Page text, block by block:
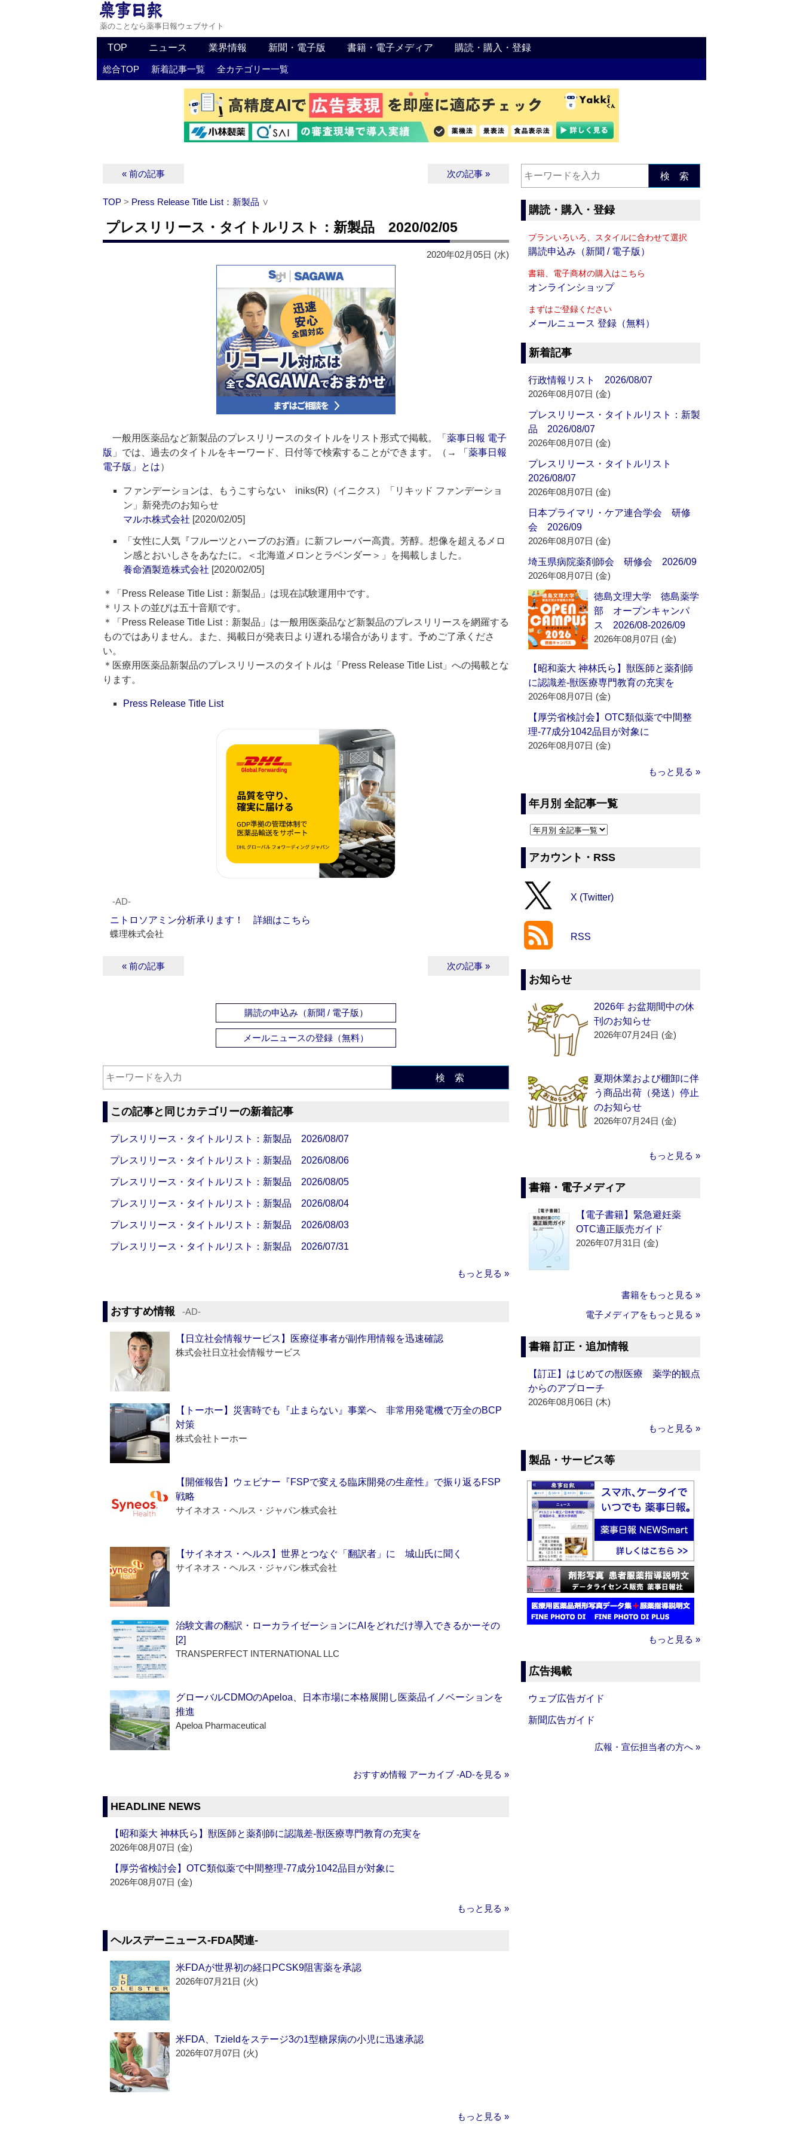
薬のことなら薬事日報ウェブサイト
TOP ニュース 業界情報 新聞・電子版 書籍・電子メディア 購読・購入・登録
総合TOP 新着記事一覧 全カテゴリー一覧
« 前の記事 次の記事 »
TOP > Press Release Title List：新製品 ∨
プレスリリース・タイトルリスト：新製品 2020/02/05
2020年02月05日 (水)
一般用医薬品など新製品のプレスリリースのタイトルをリスト形式で掲載。「 薬事日報 電子
版 」では、過去のタイトルをキーワード、日付等で検索することができます。（→
「薬事日報
電子版」とは）
ファンデーションは、もうこすらない iniks(R)（イニクス）「リキッド ファンデーショ
ン」新発売のお知らせ
マルホ株式会社 [2020/02/05]
「女性に人気『フルーツとハーブのお酒』に新フレーバー高貴。芳醇。想像を超えるメロ
ン感とおいしさをあなたに。＜北海道メロンとラベンダー＞」を掲載しました。
養命酒製造株式会社 [2020/02/05]
＊「Press Release Title List：新製品」は現在試験運用中です。
＊リストの並びは五十音順です。
＊「Press Release Title List：新製品」は一般用医薬品など新製品のプレスリリースを網羅する
ものではありません。また、掲載日が発表日より遅れる場合があります。予めご了承くださ
い。
＊医療用医薬品新製品のプレスリリースのタイトルは「Press Release Title List」への掲載とな
ります。
Press Release Title List
‐AD‐
ニトロソアミン分析承ります！ 詳細はこちら
蝶理株式会社
« 前の記事 次の記事 »
購読の申込み（新聞 / 電子版）
メールニュースの登録（無料）
検 索
この記事と同じカテゴリーの新着記事
プレスリリース・タイトルリスト：新製品 2026/08/07
プレスリリース・タイトルリスト：新製品 2026/08/06
プレスリリース・タイトルリスト：新製品 2026/08/05
プレスリリース・タイトルリスト：新製品 2026/08/04
プレスリリース・タイトルリスト：新製品 2026/08/03
プレスリリース・タイトルリスト：新製品 2026/07/31
もっと見る »
おすすめ情報 ‐AD‐
【日立社会情報サービス】医療従事者が副作用情報を迅速確認
株式会社日立社会情報サービス
【トーホー】災害時でも『止まらない』事業へ 非常用発電機で万全のBCP
対策
株式会社トーホー
【開催報告】ウェビナー『FSPで変える臨床開発の生産性』で振り返るFSP
戦略
サイネオス・ヘルス・ジャパン株式会社
【サイネオス・ヘルス】世界とつなぐ「翻訳者」に 城山氏に聞く
サイネオス・ヘルス・ジャパン株式会社
治験文書の翻訳・ローカライゼーションにAIをどれだけ導入できるかーその
[2]
TRANSPERFECT INTERNATIONAL LLC
グローバルCDMOのApeloa、日本市場に本格展開し医薬品イノベーションを
推進
Apeloa Pharmaceutical
おすすめ情報 アーカイブ ‐AD‐を見る »
HEADLINE NEWS
【昭和薬大 神林氏ら】獣医師と薬剤師に認識差‐獣医療専門教育の充実を
2026年08月07日 (金)
【厚労省検討会】OTC類似薬で中間整理‐77成分1042品目が対象に
2026年08月07日 (金)
もっと見る »
ヘルスデーニュース‐FDA関連‐
米FDAが世界初の経口PCSK9阻害薬を承認
2026年07月21日 (火)
米FDA、Tzieldをステージ3の1型糖尿病の小児に迅速承認
2026年07月07日 (火)
もっと見る »
検 索
購読・購入・登録
プランいろいろ、スタイルに合わせて選択
購読申込み（新聞 / 電子版）
書籍、電子商材の購入はこちら
オンラインショップ
まずはご登録ください
メールニュース 登録（無料）
新着記事
行政情報リスト 2026/08/07
2026年08月07日 (金)
プレスリリース・タイトルリスト：新製
品 2026/08/07
2026年08月07日 (金)
プレスリリース・タイトルリスト
2026/08/07
2026年08月07日 (金)
日本プライマリ・ケア連合学会 研修
会 2026/09
2026年08月07日 (金)
埼玉県病院薬剤師会 研修会 2026/09
2026年08月07日 (金)
徳島文理大学 徳島薬学
部 オープンキャンパ
ス 2026/08-2026/09
2026年08月07日 (金)
【昭和薬大 神林氏ら】獣医師と薬剤師
に認識差‐獣医療専門教育の充実を
2026年08月07日 (金)
【厚労省検討会】OTC類似薬で中間整
理‐77成分1042品目が対象に
2026年08月07日 (金)
もっと見る »
年月別 全記事一覧
アカウント・RSS
X (Twitter)
RSS
お知らせ
2026年 お盆期間中の休
刊のお知らせ
2026年07月24日 (金)
夏期休業および棚卸に伴
う商品出荷（発送）停止
のお知らせ
2026年07月24日 (金)
もっと見る »
書籍・電子メディア
【電子書籍】緊急避妊薬
OTC適正販売ガイド
2026年07月31日 (金)
書籍をもっと見る »
電子メディアをもっと見る »
書籍 訂正・追加情報
【訂正】はじめての獣医療 薬学的観点
からのアプローチ
2026年08月06日 (木)
もっと見る »
製品・サービス等
もっと見る »
広告掲載
ウェブ広告ガイド
新聞広告ガイド
広報・宣伝担当者の方へ »